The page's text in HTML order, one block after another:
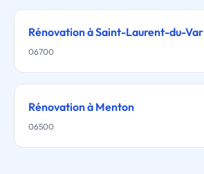
Rénovation à Saint-Laurent-du-Var
06700
Rénovation à Menton
06500